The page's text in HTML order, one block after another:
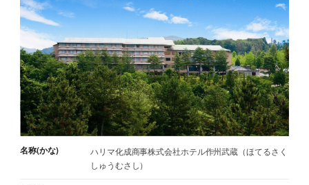
名称(かな)
ハリマ化成商事株式会社ホテル作州武蔵（ほてるさく
しゅうむさし）